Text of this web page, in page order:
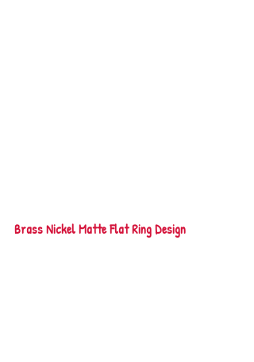
Brass Nickel Matte Flat Ring Design